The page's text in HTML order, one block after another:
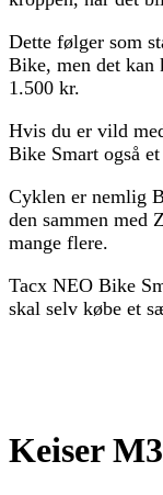
Dette følger som
Bike, men det kan
1.500 kr.
Hvis du er vild
Bike Smart også
Cyklen er nemlig
den sammen med
mange flere.
Tacx NEO Bike
skal selv købe et
Keiser